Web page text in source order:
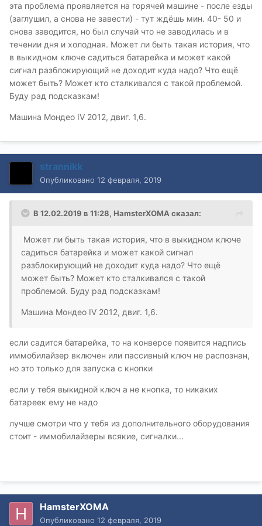
эта проблема проявляется на горячей машине - после езды
(заглушил, а снова не завести) - тут ждёшь мин. 40- 50 и
снова заводится, но был случай что не заводилась и в
течении дня и холодная. Может ли быть такая история, что
в выкидном ключе садиться батарейка и может какой
сигнал разблокирующий не доходит куда надо? Что ещё
может быть? Может кто сталкивался с такой проблемой.
Буду рад подсказкам!
Машина Мондео IV 2012, двиг. 1,6.
strannikk
Опубликовано 12 февраля, 2019
В 12.02.2019 в 11:28, HamsterXOMAсказал:
Может ли быть такая история, что в выкидном ключе
садиться батарейка и может какой сигнал
разблокирующий не доходит куда надо? Что ещё
может быть? Может кто сталкивался с такой
проблемой. Буду рад подсказкам!
Машина Мондео IV 2012, двиг. 1,6.
если садится батарейка, то на конверсе появится надпись
иммобилайзер включен или пассивный ключ не распознан,
но это только для запуска с кнопки
если у тебя выкидной ключ а не кнопка, то никаких
батареек ему не надо
лучше смотри что у тебя из дополнительного оборудования
стоит - иммобилайзеры всякие, сигналки...
HamsterXOMA
Опубликовано 12 февраля, 2019